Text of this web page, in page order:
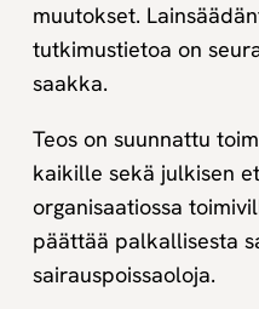
muutokset.
tutkimustietoa on
saakka.
Teos on suunnattu
kaikille sekä julkisen
organisaatiossa
päättää palkallisesta
sairauspoissaoloja.